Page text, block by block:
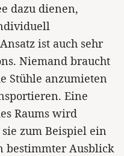
dazu dienen,
ist auch sehr
Niemand braucht
Stühle anzumieten
Eine
Raums wird
zum Beispiel ein
bestimmter Ausblick